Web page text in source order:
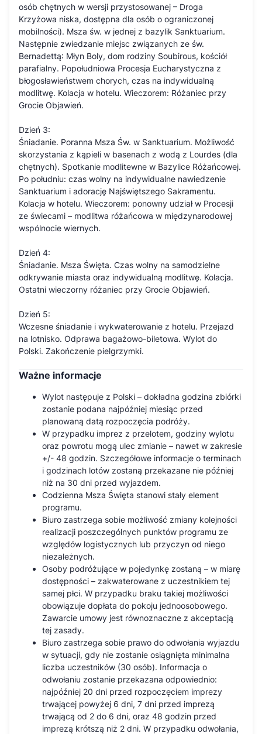
osób chętnych w wersji przystosowanej – Droga
Krzyżowa niska, dostępna dla osób o ograniczonej
mobilności). Msza św. w jednej z bazylik Sanktuarium.
Następnie zwiedzanie miejsc związanych ze św.
Bernadettą: Młyn Boly, dom rodziny Soubirous, kościół
parafialny. Popołudniowa Procesja Eucharystyczna z
błogosławieństwem chorych, czas na indywidualną
modlitwę. Kolacja w hotelu. Wieczorem: Różaniec przy
Grocie Objawień.
Dzień 3:
Śniadanie. Poranna Msza Św. w Sanktuarium. Możliwość
skorzystania z kąpieli w basenach z wodą z Lourdes (dla
chętnych). Spotkanie modlitewne w Bazylice Różańcowej.
Po południu: czas wolny na indywidualne nawiedzenie
Sanktuarium i adorację Najświętszego Sakramentu.
Kolacja w hotelu. Wieczorem: ponowny udział w Procesji
ze świecami – modlitwa różańcowa w międzynarodowej
wspólnocie wiernych.
Dzień 4:
Śniadanie. Msza Święta. Czas wolny na samodzielne
odkrywanie miasta oraz indywidualną modlitwę. Kolacja.
Ostatni wieczorny różaniec przy Grocie Objawień.
Dzień 5:
Wczesne śniadanie i wykwaterowanie z hotelu. Przejazd
na lotnisko. Odprawa bagażowo-biletowa. Wylot do
Polski. Zakończenie pielgrzymki.
Ważne informacje
Wylot następuje z Polski – dokładna godzina zbiórki
zostanie podana najpóźniej miesiąc przed
planowaną datą rozpoczęcia podróży.
W przypadku imprez z przelotem, godziny wylotu
oraz powrotu mogą ulec zmianie – nawet w zakresie
+/- 48 godzin. Szczegółowe informacje o terminach
i godzinach lotów zostaną przekazane nie później
niż na 30 dni przed wyjazdem.
Codzienna Msza Święta stanowi stały element
programu.
Biuro zastrzega sobie możliwość zmiany kolejności
realizacji poszczególnych punktów programu ze
względów logistycznych lub przyczyn od niego
niezależnych.
Osoby podróżujące w pojedynkę zostaną – w miarę
dostępności – zakwaterowane z uczestnikiem tej
samej płci. W przypadku braku takiej możliwości
obowiązuje dopłata do pokoju jednoosobowego.
Zawarcie umowy jest równoznaczne z akceptacją
tej zasady.
Biuro zastrzega sobie prawo do odwołania wyjazdu
w sytuacji, gdy nie zostanie osiągnięta minimalna
liczba uczestników (30 osób). Informacja o
odwołaniu zostanie przekazana odpowiednio:
najpóźniej 20 dni przed rozpoczęciem imprezy
trwającej powyżej 6 dni, 7 dni przed imprezą
trwającą od 2 do 6 dni, oraz 48 godzin przed
imprezą krótszą niż 2 dni. W przypadku odwołania,